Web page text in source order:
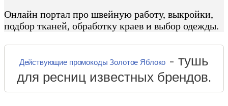
Онлайн портал про швейную работу, выкройки,
подбор тканей, обработку краев и выбор одежды.
Действующие промокоды Золотое Яблоко - тушь
для ресниц известных брендов.